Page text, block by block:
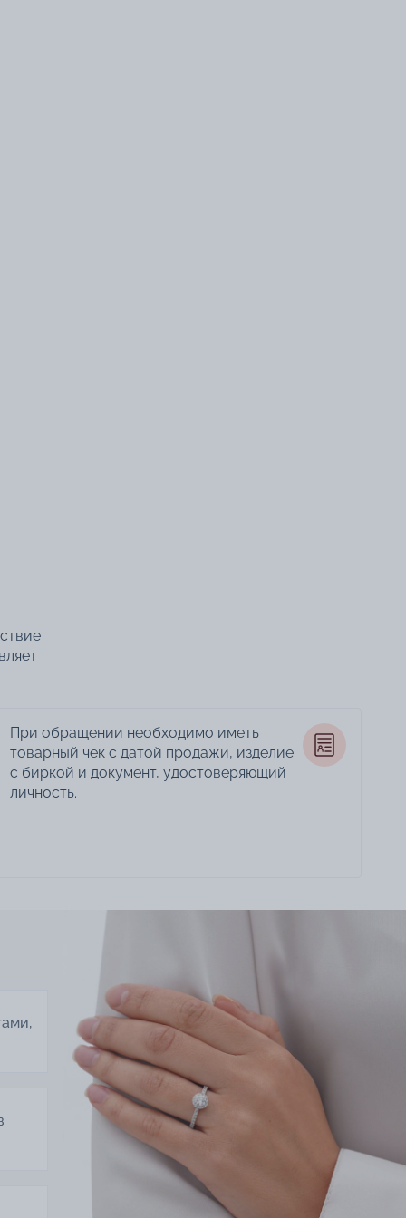
При обращении необходимо иметь
товарный чек с датой продажи, изделие
с биркой и документ, удостоверяющий
личность.